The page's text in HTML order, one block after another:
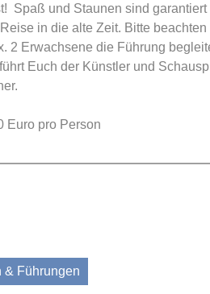
Spaß und Staunen sind garantiert
in die alte Zeit. Bitte
2 Erwachsene die Führung
Euch der Künstler und
Euro pro Person
& Führungen